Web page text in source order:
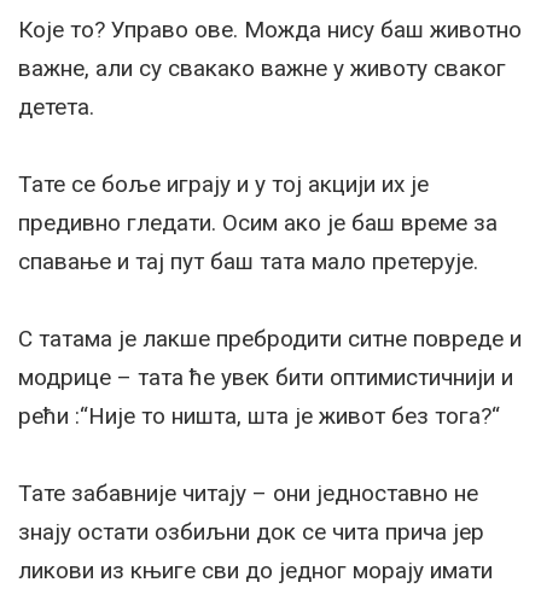
Које то? Управо ове. Можда нису баш животно
важне, али су свакако важне у животу сваког
детета.
Тате се боље играју и у тој акцији их је
предивно гледати. Осим ако је баш време за
спавање и тај пут баш тата мало претерује.
С татама је лакше пребродити ситне повреде и
модрице – тата ће увек бити оптимистичнији и
рећи :“Није то ништа, шта је живот без тога?“
Тате забавније читају – они једноставно не
знају остати озбиљни док се чита прича јер
ликови из књиге сви до једног морају имати